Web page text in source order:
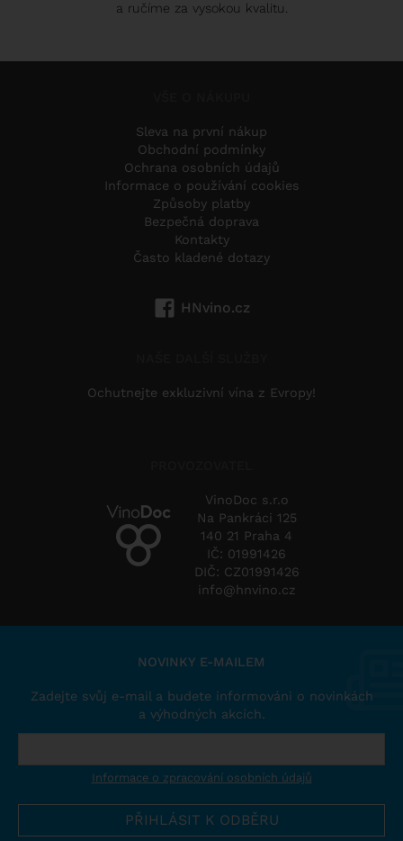
a ručíme za vysokou kvalitu.
Sleva na první nákup
Obchodní podmínky
Ochrana osobních údajů
Informace o používání cookies
Způsoby platby
Bezpečná doprava
Kontakty
Často kladené dotazy
HNvino.cz
Ochutnejte exkluzivní vína z Evropy!
VinoDoc s.r.o
Na Pankráci 125
140 21 Praha 4
IČ: 01991426
DIČ: CZ01991426
info@hnvino.cz
NOVINKY E-MAILEM
Zadejte svůj e-mail a budete informováni o novinkách
a výhodných akcích.
Informace o zpracování osobních údajů